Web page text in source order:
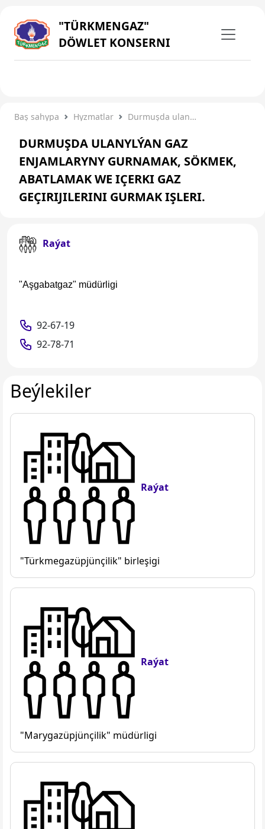
"TÜRKMENGAZ"
DÖWLET KONSERNI
Baş sahypa Hyzmatlar Durmuşda ulanylýan gaz enjamlaryny gurnamak, sökmek, abatlamak we içerki gaz geçirijilerini gurmak işleri.
DURMUŞDA ULANYLÝAN GAZ
ENJAMLARYNY GURNAMAK, SÖKMEK,
ABATLAMAK WE IÇERKI GAZ
GEÇIRIJILERINI GURMAK IŞLERI.
Raýat
"Aşgabatgaz" müdürligi
92-67-19
92-78-71
Beýlekiler
Raýat
"Türkmegazüpjünçilik" birleşigi
Raýat
"Marygazüpjünçilik" müdürligi